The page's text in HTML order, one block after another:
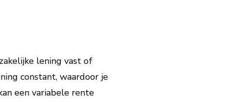
lening vast of
constant, waardoor je
een variabele rente